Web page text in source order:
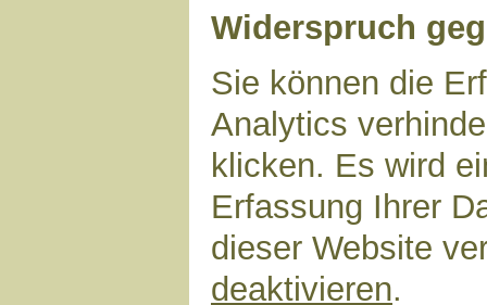
Widerspruch
Sie können die
Analytics
klicken. Es wird
Erfassung Ihrer
dieser Website
deaktivieren.